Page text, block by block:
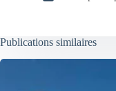
Publications similaires